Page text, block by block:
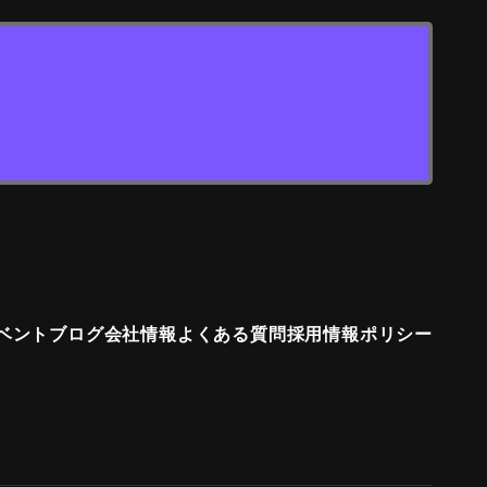
ント ブログ会社情報 よくある質問採用情報ポリシー